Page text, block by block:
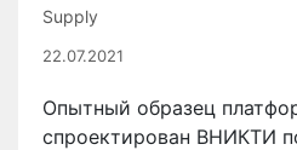
Supply
22.07.2021
Опытный образец
спроектирован ВНИКТИ